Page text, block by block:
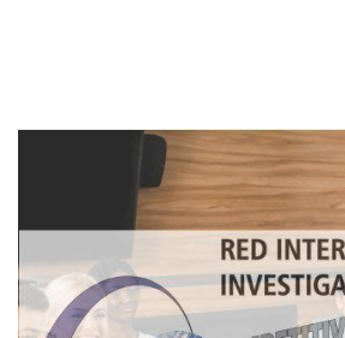
Imagen de portada